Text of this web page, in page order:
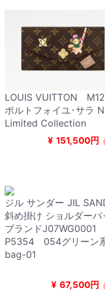
LOUIS VUITTON
ポルトフォイユ･サラ
Limited Collection
¥ 151,500円
ジル サンダー JIL
斜め掛け ショルダーバ
ブランドJ07WG0001
P5354 054グリーン
bag-01
¥ 67,500円